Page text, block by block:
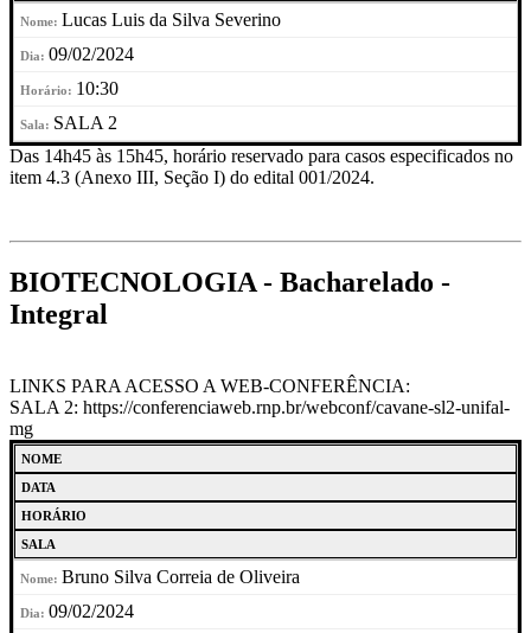
Lucas Luis da Silva Severino
09/02/2024
10:30
SALA 2
Das 14h45 às 15h45, horário reservado para casos especificados no
item 4.3 (Anexo III, Seção I) do edital 001/2024.
BIOTECNOLOGIA - Bacharelado -
Integral
LINKS PARA ACESSO A WEB-CONFERÊNCIA:
SALA 2: https://conferenciaweb.rnp.br/webconf/cavane-sl2-unifal-
mg
NOME
DATA
HORÁRIO
SALA
Bruno Silva Correia de Oliveira
09/02/2024